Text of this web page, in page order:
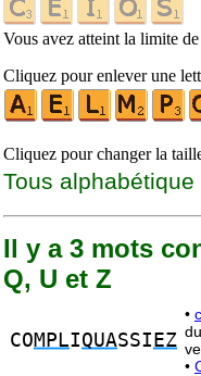
Vous avez atteint la limite
Cliquez pour enlever une
Cliquez pour changer la
Tous alphabétique
Il y a 3 mots
Q, U et Z
COMPLIQUASSI EZ
•
•